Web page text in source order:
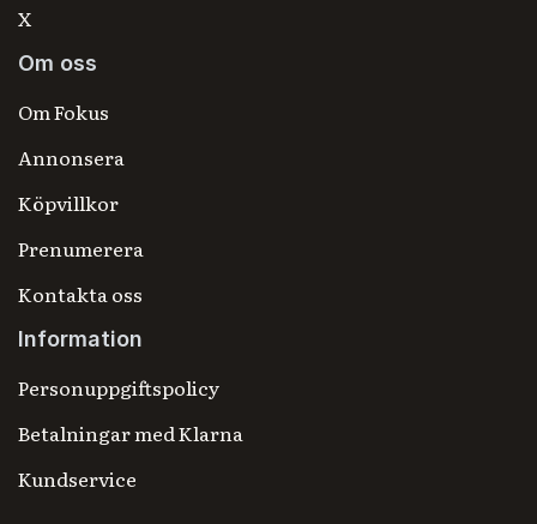
X
Om oss
Om Fokus
Annonsera
Köpvillkor
Prenumerera
Kontakta oss
Information
Personuppgiftspolicy
Betalningar med Klarna
Kundservice